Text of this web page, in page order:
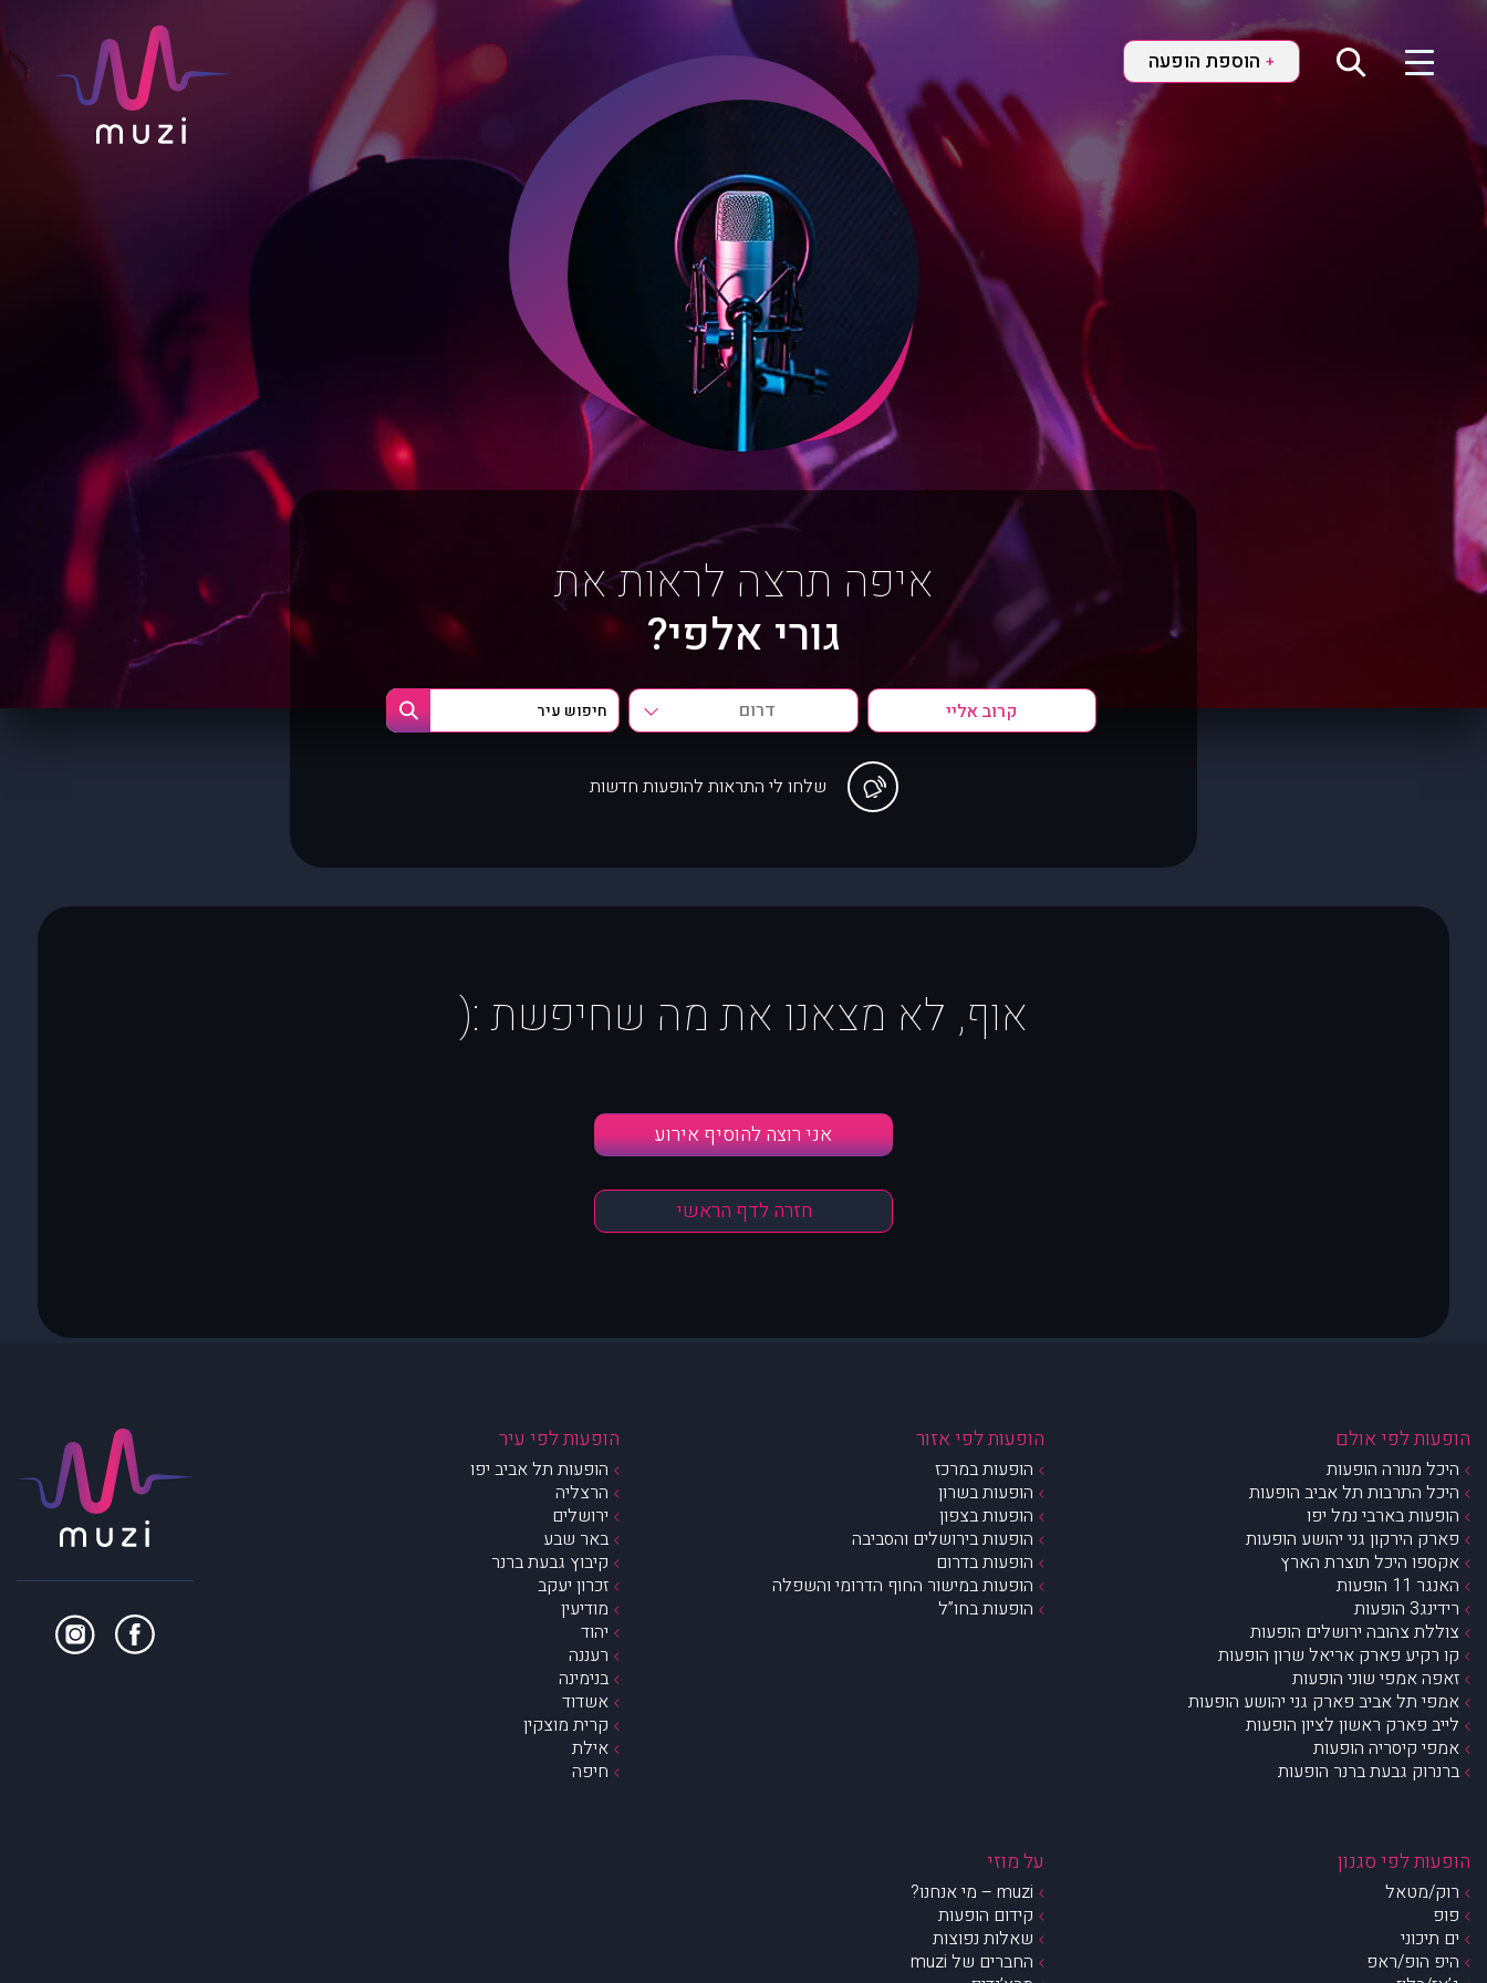
+ הוספת הופעה
איפה תרצה לראות את
גורי אלפי?
דרום
שלחו לי התראות להופעות חדשות
אוף, לא מצאנו את מה שחיפשת :(
אני רוצה להוסיף אירוע
חזרה לדף הראשי
הופעות לפי אולם
היכל מנורה הופעות
היכל התרבות תל אביב הופעות
הופעות בארבי נמל יפו
פארק הירקון גני יהושע הופעות
אקספו היכל תוצרת הארץ
האנגר 11 הופעות
רידינג3 הופעות
צוללת צהובה ירושלים הופעות
קו רקיע פארק אריאל שרון הופעות
זאפה אמפי שוני הופעות
אמפי תל אביב פארק גני יהושע הופעות
לייב פארק ראשון לציון הופעות
אמפי קיסריה הופעות
ברנרוק גבעת ברנר הופעות
הופעות לפי אזור
הופעות במרכז
הופעות בשרון
הופעות בצפון
הופעות בירושלים והסביבה
הופעות בדרום
הופעות במישור החוף הדרומי והשפלה
הופעות בחו”ל
הופעות לפי עיר
הופעות תל אביב יפו
הרצליה
ירושלים
באר שבע
קיבוץ גבעת ברנר
זכרון יעקב
מודיעין
יהוד
רעננה
בנימינה
אשדוד
קרית מוצקין
אילת
חיפה
הופעות לפי סגנון
רוק/מטאל
פופ
ים תיכוני
היפ הופ/ראפ
על מוזי
muzi – מי אנחנו?
קידום הופעות
שאלות נפוצות
החברים של muzi